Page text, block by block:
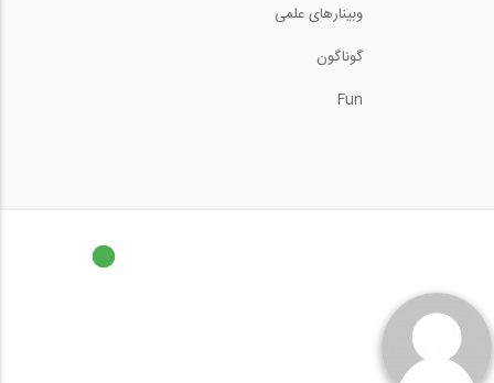
وبینارهای علمی
گوناگون
Fun